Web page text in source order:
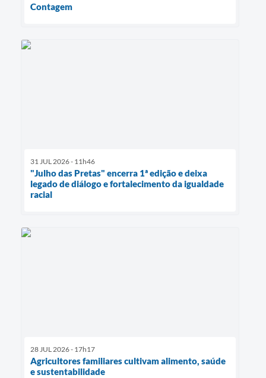
Contagem
31 JUL 2026 - 11h46
"Julho das Pretas" encerra 1ª edição e deixa
legado de diálogo e fortalecimento da igualdade
racial
28 JUL 2026 - 17h17
Agricultores familiares cultivam alimento, saúde
e sustentabilidade